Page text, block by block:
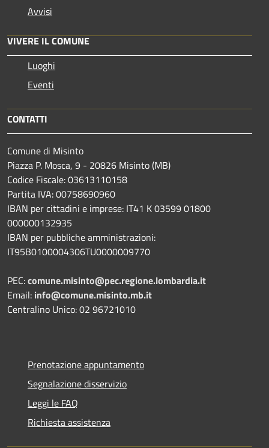
Avvisi
VIVERE IL COMUNE
Luoghi
Eventi
CONTATTI
Comune di Misinto
Piazza P. Mosca, 9 - 20826 Misinto (MB)
Codice Fiscale: 03613110158
Partita IVA: 00758690960
IBAN per cittadini e imprese: IT41 K 03599 01800
000000132935
IBAN per pubbliche amministrazioni:
IT95B0100004306TU0000009770
PEC:comune.misinto@pec.regione.lombardia.it
Email: info@comune.misinto.mb.it
Centralino Unico: 02 96721010
Prenotazione appuntamento
Segnalazione disservizio
Leggi le FAQ
Richiesta assistenza